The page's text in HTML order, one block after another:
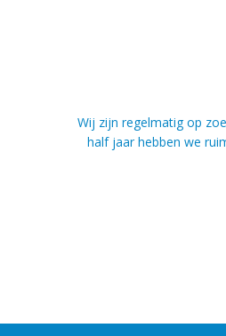
Wij zijn regelmatig op
half jaar hebben we